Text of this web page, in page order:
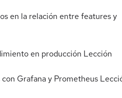
en la relación entre features y
en producción Lección
Grafana y Prometheus